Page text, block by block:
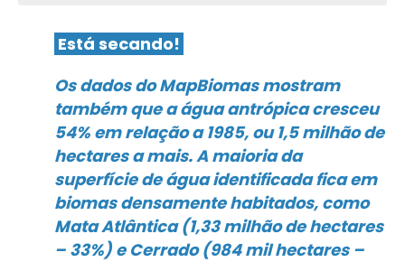
Está secando!
Os dados do MapBiomas mostram
também que a água antrópica cresceu
54% em relação a 1985, ou 1,5 milhão de
hectares a mais. A maioria da
superfície de água identificada fica em
biomas densamente habitados, como
Mata Atlântica (1,33 milhão de hectares
– 33%) e Cerrado (984 mil hectares –